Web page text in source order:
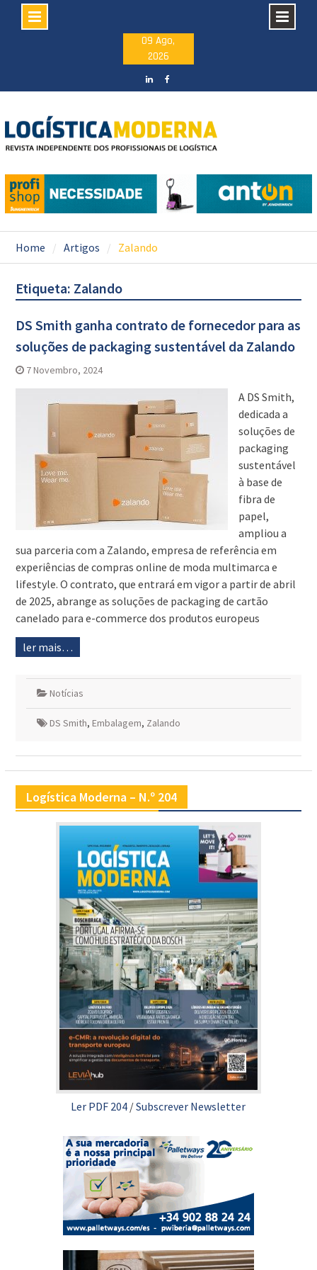
09 Ago,
2026
Home Artigos Zalando
Etiqueta: Zalando
DS Smith ganha contrato de fornecedor para as
soluções de packaging sustentável da Zalando
7 Novembro, 2024
A DS Smith,
dedicada a
soluções de
packaging
sustentável
à base de
fibra de
papel,
ampliou a
sua parceria com a Zalando, empresa de referência em
experiências de compras online de moda multimarca e
lifestyle. O contrato, que entrará em vigor a partir de abril
de 2025, abrange as soluções de packaging de cartão
canelado para e-commerce dos produtos europeus
ler mais…
Notícias
DS Smith, Embalagem, Zalando
Logística Moderna – N.º 204
Ler PDF 204 /Subscrever Newsletter